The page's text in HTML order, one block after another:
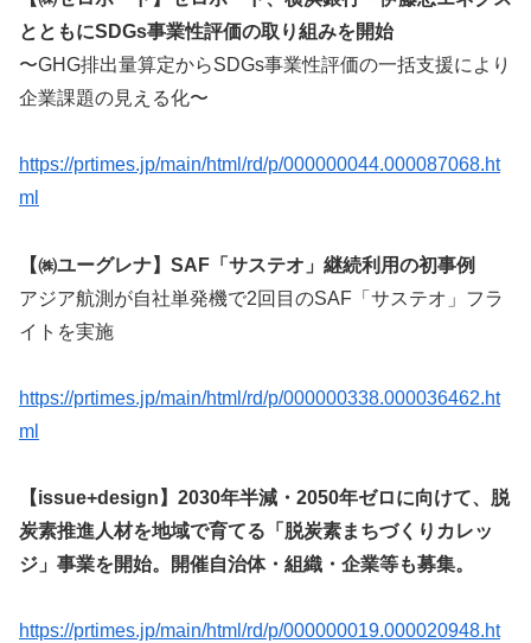
とともにSDGs事業性評価の取り組みを開始
〜GHG排出量算定からSDGs事業性評価の一括支援により
企業課題の見える化〜
https://prtimes.jp/main/html/rd/p/000000044.000087068.ht
ml
【㈱ユーグレナ】SAF「サステオ」継続利用の初事例
アジア航測が自社単発機で2回目のSAF「サステオ」フラ
イトを実施
https://prtimes.jp/main/html/rd/p/000000338.000036462.ht
ml
【issue+design】2030年半減・2050年ゼロに向けて、脱
炭素推進人材を地域で育てる「脱炭素まちづくりカレッ
ジ」事業を開始。開催自治体・組織・企業等も募集。
https://prtimes.jp/main/html/rd/p/000000019.000020948.ht